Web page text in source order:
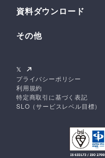
使い方
特別インタビュー
NILTOナレッジ
導入について
業務提携について
その他のお問い合わせ
資料ダウンロード
資料一覧
サービス紹介資料
AI活用術39選
その他
無料ではじめる
𝕏
プライバシーポリシー
利用規約
特定商取引に基づく表記
SLO（サービスレベル目標）